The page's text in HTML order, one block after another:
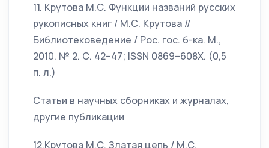
11. Крутова М.С. Функции названий русских
рукописных книг / М.С. Крутова //
Библиотековедение / Рос. гос. б-ка. М.,
2010. № 2. С. 42–47; ISSN 0869–608Х. (0,5
п. л.)
Статьи в научных сборниках и журналах,
другие публикации
12.Крутова М.С. Златая цепь / М.С.